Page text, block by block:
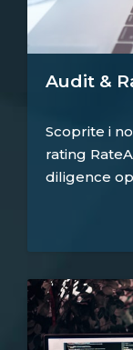
Audit &
Scoprite i
rating
diligence